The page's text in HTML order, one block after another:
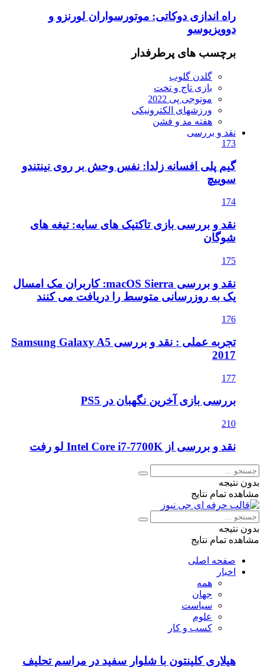
راه اندازی دوکاتی: موتورسواران لورنزو و
دوویزیوسو
برچسب های پرطرفدار
گلدن گلوب
بازی تاج و تخت
موتوجی پی 2022
ورزشهای الکترونیکی
هفته مد و فشن
نقد و بررسی
173
گیم پلی افسانه زلدا: نفس وحش بر روی نینتندو
سوییچ
174
نقد و بررسی بازی تاکتیک های سایه: تیغه های
شوگان
175
نقد و بررسی macOS Sierra: کاربران مک امسال
یک به روزرسانی متوسط را دریافت می کنند
176
تجربه عملی : نقد و بررسی Samsung Galaxy A5
2017
177
بررسی بازی آخرین نگهبان در PS5
210
نقد و بررسی از Intel Core i7-7700K لو رفت
بدون نتیجه
مشاهده تمام نتایج
بدون نتیجه
مشاهده تمام نتایج
صفحه اصلی
اخبار
همه
جهان
سیاست
علوم
کسب و کار
هیلاری کلینتون با شلوار سفید در مراسم تحلیف